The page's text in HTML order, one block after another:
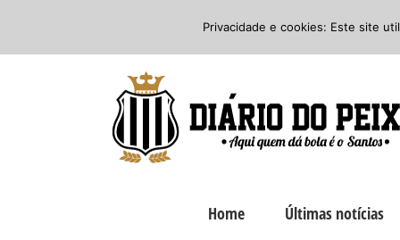
o
Facebook
Instagram
Home Últimas notícias
Privacidade e cookies: Este site